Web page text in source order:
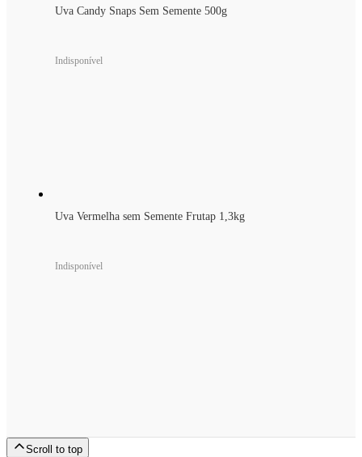
Uva Candy Snaps Sem Semente 500g
Indisponível
Uva Vermelha sem Semente Frutap 1,3kg
Indisponível
Scroll to top